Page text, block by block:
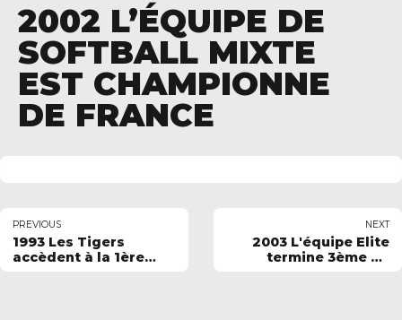
2002 L’ÉQUIPE DE
SOFTBALL MIXTE
EST CHAMPIONNE
DE FRANCE
PREVIOUS
1993 Les Tigers
accèdent à la 1ère
NEXT
2003 L'équipe Elite
termine 3ème du